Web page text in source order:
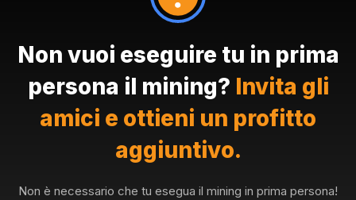
Non vuoi eseguire tu in prima
persona il mining? Invita gli
amici e ottieni un profitto
aggiuntivo.
Non è necessario che tu esegua il mining in prima persona!